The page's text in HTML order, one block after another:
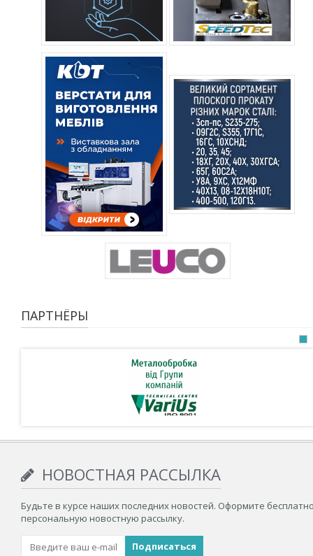
ПАРТНЁРЫ
НОВОСТНАЯ РАССЫЛКА
Будьте в курсе наших последних новостей. Оформите
персональную новостную рассылку.